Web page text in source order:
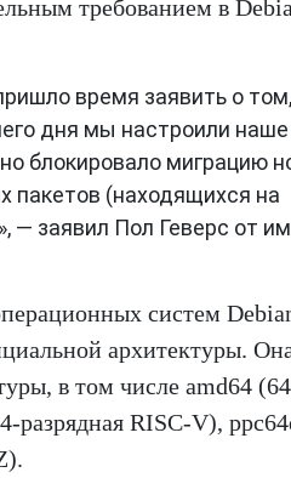
требованием в
время заявить о
дня мы настроили наше
блокировало миграцию
пакетов (находящихся на
— заявил Пол Геверс от
систем
архитектуры.
в том числе amd64
разрядная RISC-V),